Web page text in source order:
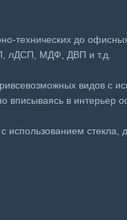
технических до
лДСП, МДФ, ДВП и т.д.
всевозможных видов с
в интерьер
использованием стекла,